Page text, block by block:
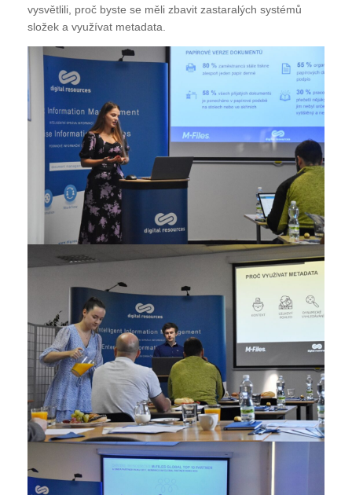
vysvětlili, proč byste se měli zbavit zastaralých systémů
složek a využívat metadata.